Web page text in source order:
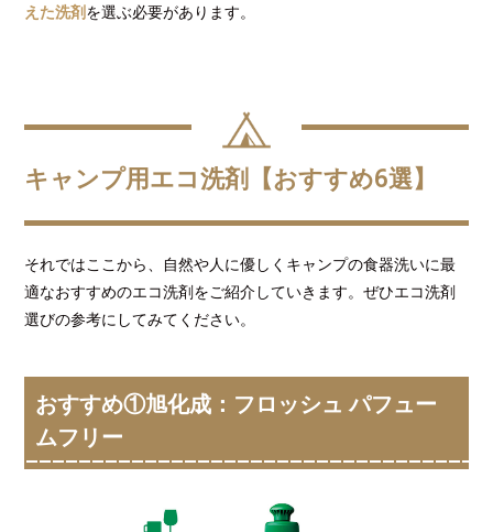
えた洗剤を選ぶ必要があります。
キャンプ用エコ洗剤【おすすめ6選】
それではここから、自然や人に優しくキャンプの食器洗いに最
適なおすすめのエコ洗剤をご紹介していきます。ぜひエコ洗剤
選びの参考にしてみてください。
おすすめ①旭化成：フロッシュ パフュー
ムフリー